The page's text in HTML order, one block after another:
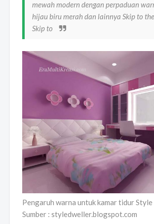
mewah modern dengan perpaduan
hijau biru merah dan lainnya Skip to
Skip to
Pengaruh warna untuk kamar tidur
Sumber : styledweller.blogspot.com